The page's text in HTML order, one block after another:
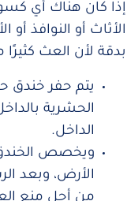
إذا كان هناك أي
الأثاث أو النوافذ
بدقة لأن العث
يتم حفر خندق
الحشرية
الداخل.
ويخصص
الأرض، وبعد